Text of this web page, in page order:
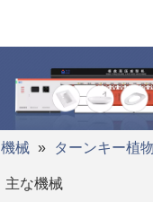
機械 » ターンキー植
主な機械